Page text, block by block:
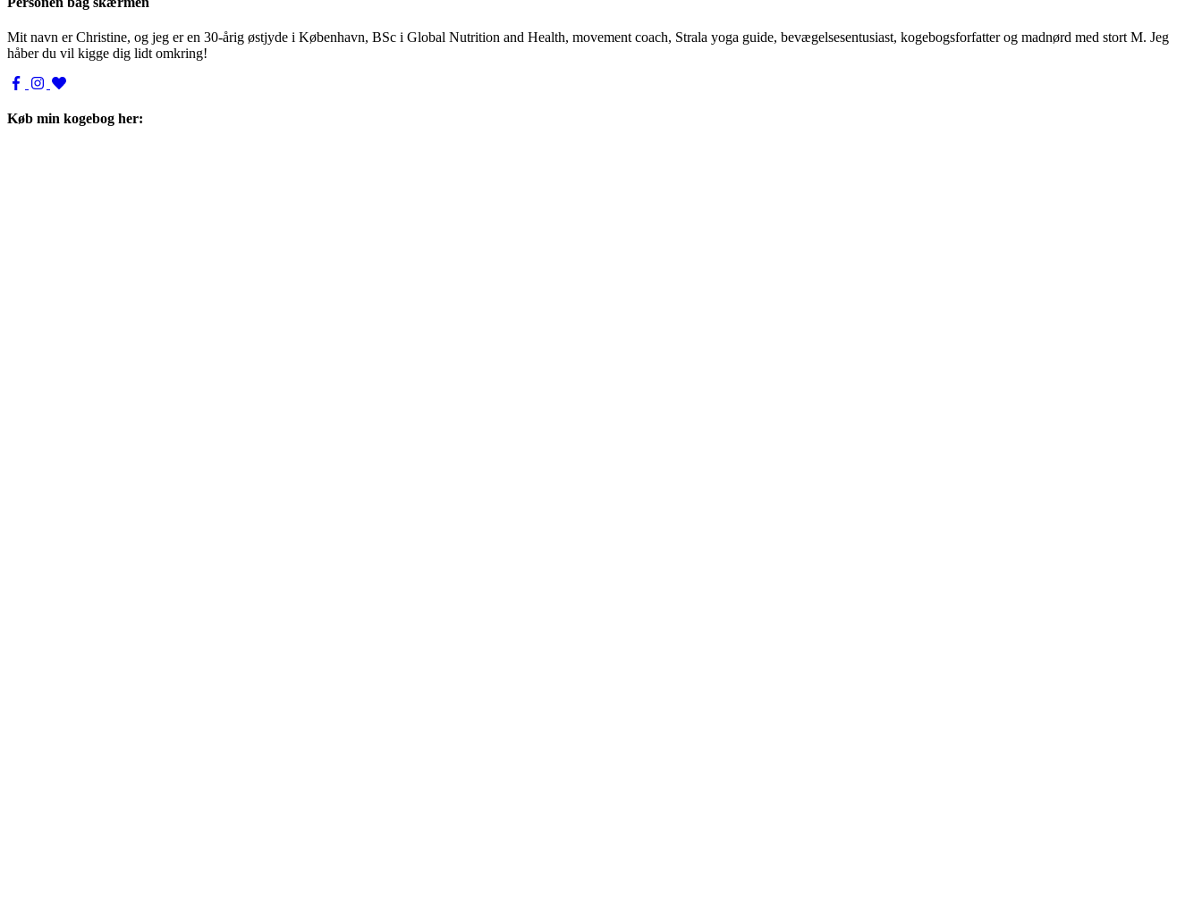
Mit navn er Christine, og jeg er en 30-årig østjyde i København, BSc i Global Nutrition and Health, movement coach, Strala yoga guide, bevægelsesentusiast, kogebogsforfatter og madnørd med stort M. Jeg
håber du vil kigge dig lidt omkring!
Køb min kogebog her: